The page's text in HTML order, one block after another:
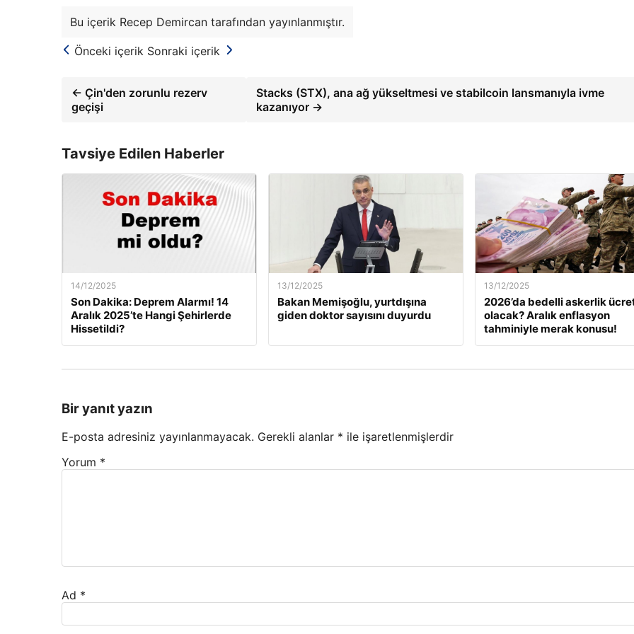
Bu içerik Recep Demircan tarafından yayınlanmıştır.
Önceki içerik Sonraki içerik
← Çin'den zorunlu rezerv
geçişi
Stacks (STX), ana ağ yükseltmesi ve stabilcoin lansmanıyla ivme
kazanıyor →
Tavsiye Edilen Haberler
14/12/2025
Son Dakika: Deprem Alarmı! 14
Aralık 2025’te Hangi Şehirlerde
Hissetildi?
13/12/2025
Bakan Memişoğlu, yurtdışına
giden doktor sayısını duyurdu
13/12/2025
2026’da bedelli askerlik
olacak? Aralık enflasyon
tahminiyle merak konusu!
Bir yanıt yazın
E-posta adresiniz yayınlanmayacak. Gerekli alanlar * ile işaretlenmişlerdir
Yorum *
Ad *